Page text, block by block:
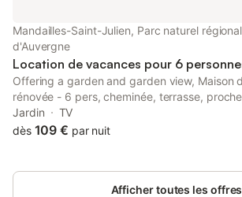
Mandailles-Saint-Julien, Parc naturel
d'Auvergne
Location de vacances pour 6
Offering a garden and garden view, Maison
rénovée - 6 pers, cheminée, terrasse,
activités nature - FR-1-742-133 is situated in
from Aurillac train station and 13 km from Pas
Jardin
TV
dès 109 € par nuit
Afficher toutes les offres